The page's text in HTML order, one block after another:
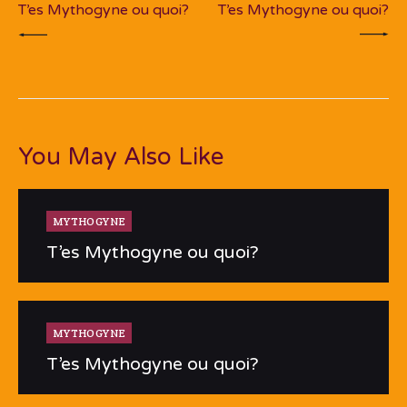
T’es Mythogyne ou quoi? T’es Mythogyne ou quoi?
You May Also Like
MYTHOGYNE
T’es Mythogyne ou quoi?
MYTHOGYNE
T’es Mythogyne ou quoi?